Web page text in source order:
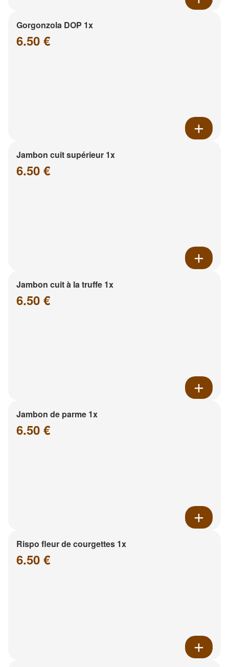
Gorgonzola DOP 1x
6.50 €
Jambon cuit supérieur 1x
6.50 €
Jambon cuit à la truffe 1x
6.50 €
Jambon de parme 1x
6.50 €
Rispo fleur de courgettes 1x
6.50 €